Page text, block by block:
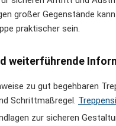
großer Gegenstände
praktischer sein.
weiterführende
zu gut begehbaren
Schrittmaßregel.
zur sicheren